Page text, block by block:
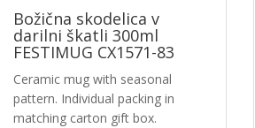
Božična skodelica v
darilni škatli 300ml
FESTIMUG CX1571-83
Ceramic mug with seasonal
pattern. Individual packing in
matching carton gift box.